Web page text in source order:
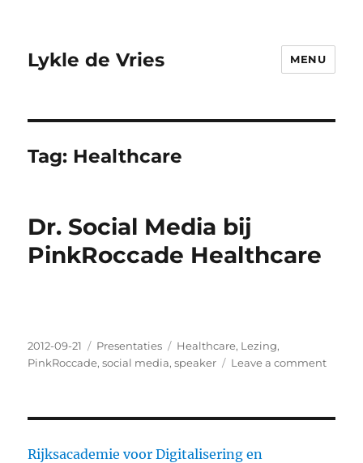
Lykle de Vries MENU
Tag: Healthcare
Dr. Social Media bij
PinkRoccade Healthcare
Posted
on
2012-09-21 Categories
Presentaties Tags
Healthcare, Lezing,
PinkRoccade,social media,speaker Leave a comment
Rijksacademie voor Digitalisering en